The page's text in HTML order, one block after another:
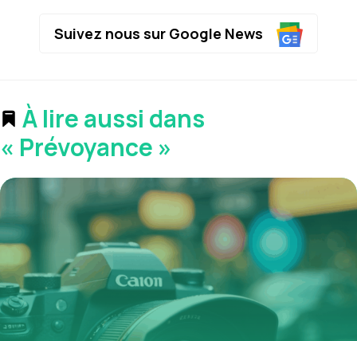
Suivez nous sur Google News
À lire aussi dans
« Prévoyance »